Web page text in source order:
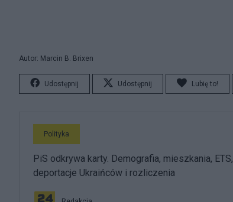
Autor: Marcin B. Brixen
Udostępnij Udostępnij Lubię to!
Polityka
PiS odkrywa karty. Demografia, mieszkania, ETS,
deportacje Ukraińców i rozliczenia